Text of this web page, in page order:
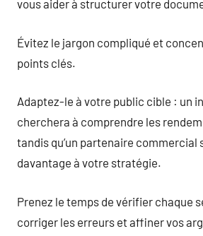
vous aider à structurer votre
Évitez le jargon compliqué et
points clés.
Adaptez-le à votre public cible : un
cherchera à comprendre les
tandis qu’un partenaire commercial
davantage à votre stratégie.
Prenez le temps de vérifier chaque
corriger les erreurs et affiner vos